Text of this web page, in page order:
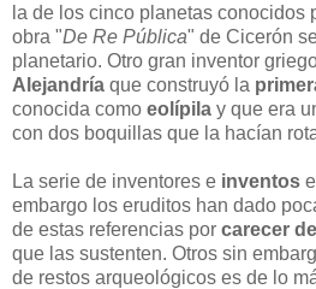
la de los cinco planetas conocidos
obra "De Re Pública" de Cicerón
planetario. Otro gran inventor
Alejandría que construyó la
conocida como eolípila y que era
con dos boquillas que la hacían
La serie de inventores e inventos
embargo los eruditos han dado
de estas referencias por carecer
que las sustenten. Otros sin
de restos arqueológicos es de lo